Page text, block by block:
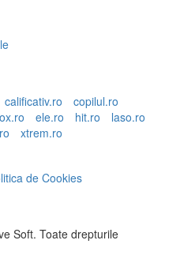
calificativ.ro
copilul.ro
ele.ro hit.ro
laso.ro
xtrem.ro
de Cookies
Soft. Toate drepturile